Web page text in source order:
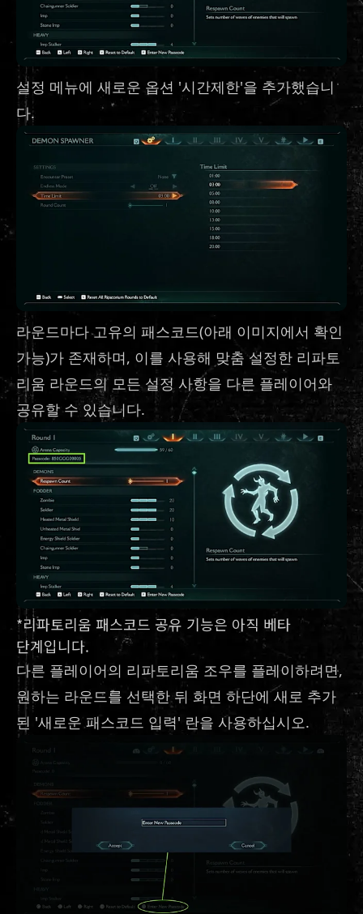
설정 메뉴에 새로운 옵션 '시간제한'을 추가했습니
다.
라운드마다 고유의 패스코드(아래 이미지에서 확인
가능)가 존재하며, 이를 사용해 맞춤 설정한 리파토
리움 라운드의 모든 설정 사항을 다른 플레이어와
공유할 수 있습니다.
*리파토리움 패스코드 공유 기능은 아직 베타
단계입니다.
다른 플레이어의 리파토리움 조우를 플레이하려면,
원하는 라운드를 선택한 뒤 화면 하단에 새로 추가
된 '새로운 패스코드 입력' 란을 사용하십시오.